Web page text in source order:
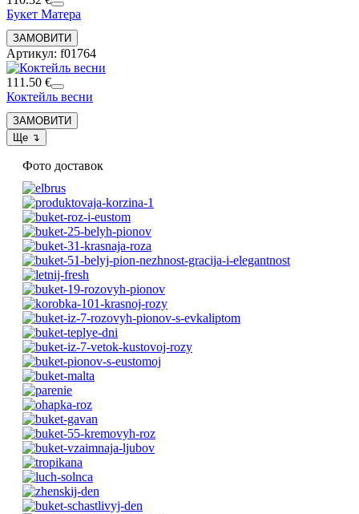
Букет Матера
Артикул: f01764
111.50 €
Коктейль весни
Фото доставок